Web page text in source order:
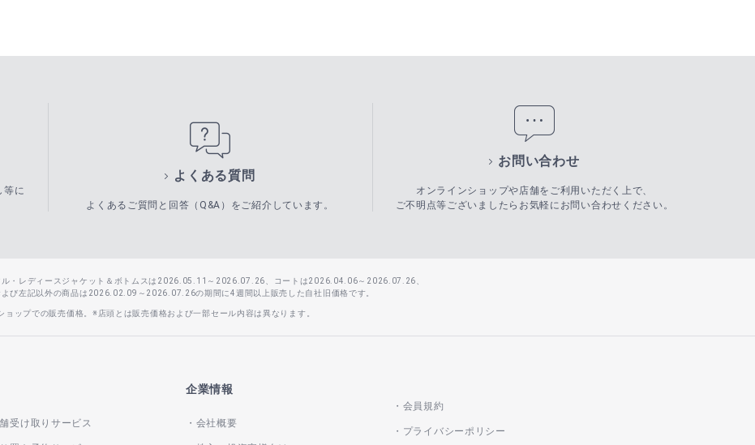
等に
よくある質問
よくあるご質問と回答（Q&A）をご紹介しています。
お問い合わせ
オンラインショップや店舗をご利用いただく上で、
ご不明点等ございましたらお気軽にお問い合わせください。
ル・レディースジャケット＆ボトムスは2026.05.11～2026.07.26、コートは2026.04.06～2026.07.26、
よび左記以外の商品は2026.02.09～2026.07.26の期間に4週間以上販売した自社旧価格です。
ョップでの販売価格。※店頭とは販売価格および一部セール内容は異なります。
受け取りサービス
企業情報
会社概要
会員規約
プライバシーポリシー